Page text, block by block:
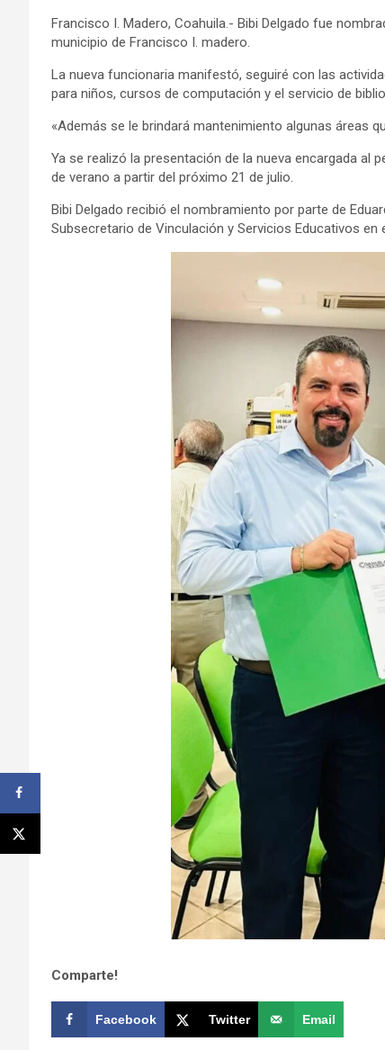
Francisco I. Madero, Coahuila.- Bibi Delgado fue
municipio de Francisco I. madero.
La nueva funcionaria manifestó, seguiré con las
para niños, cursos de computación y el servicio de
«Además se le brindará mantenimiento algunas áreas
Ya se realizó la presentación de la nueva encargada al
de verano a partir del próximo 21 de julio.
Bibi Delgado recibió el nombramiento por parte de
Subsecretario de Vinculación y Servicios Educativos en
Comparte!
Facebook Twitter Email